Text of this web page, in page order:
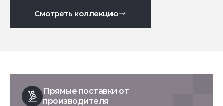
Смотреть коллекцию
Прямые поставки от
производителя